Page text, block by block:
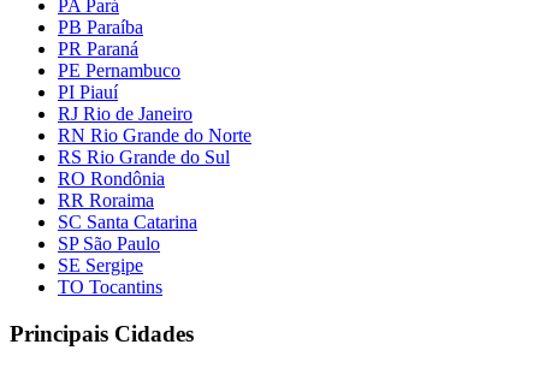
PA Pará
PB Paraíba
PR Paraná
PE Pernambuco
PI Piauí
RJ Rio de Janeiro
RN Rio Grande do Norte
RS Rio Grande do Sul
RO Rondônia
RR Roraima
SC Santa Catarina
SP São Paulo
SE Sergipe
TO Tocantins
Principais Cidades